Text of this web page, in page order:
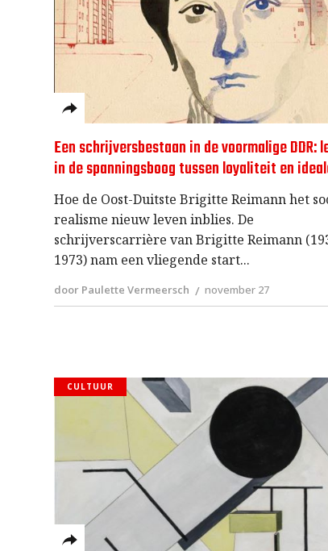
Een schrijversbestaan in de voormalige DDR:
in de spanningsboog tussen loyaliteit en
Hoe de Oost-Duitste Brigitte Reimann het
realisme nieuw leven inblies. De
schrijverscarrière van Brigitte Reimann
1973) nam een vliegende start
door Paulette Vermeersch november 27
CULTUUR